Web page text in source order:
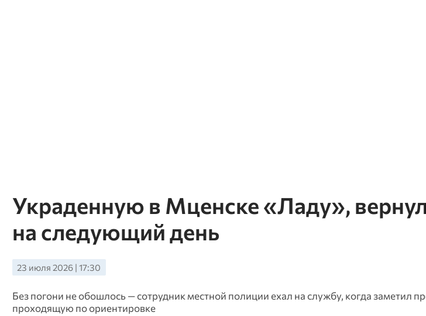
Украденную в Мценске «Ладу»,
на следующий день
23 июля 2026 | 17:30
Без погони не обошлось — сотрудник местной полиции ехал на службу, когда заметил
проходящую по ориентировке